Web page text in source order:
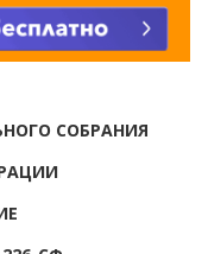
СОБРАНИЯ